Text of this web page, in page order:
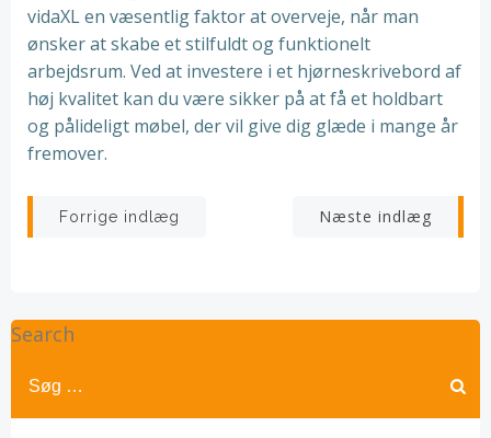
vidaXL en væsentlig faktor at overveje, når man
ønsker at skabe et stilfuldt og funktionelt
arbejdsrum. Ved at investere i et hjørneskrivebord af
høj kvalitet kan du være sikker på at få et holdbart
og pålideligt møbel, der vil give dig glæde i mange år
fremover.
Indlægsnavigation
Forrige indlæg Næste indlæg
Search